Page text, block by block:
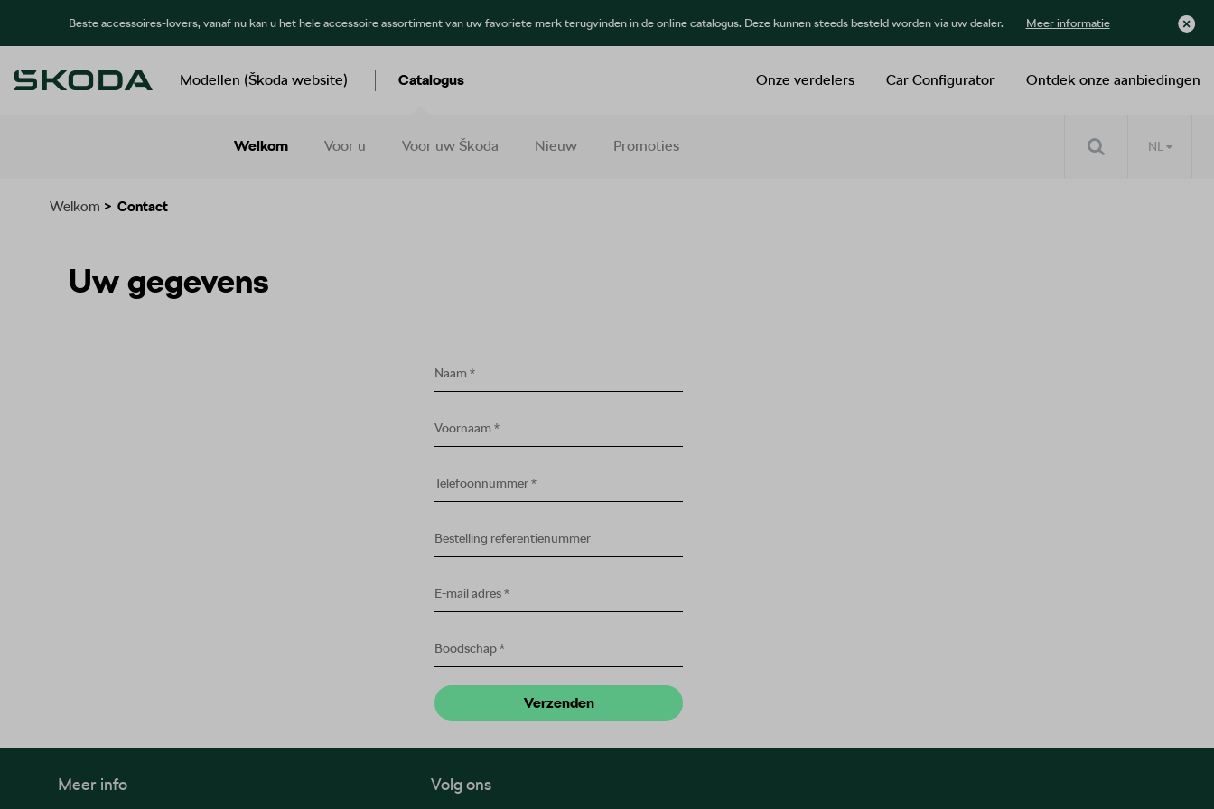
Beste accessoires-lovers, vanaf nu kan u het hele accessoire assortiment van uw favoriete merk terugvinden in de online catalogus. Deze kunnen steeds besteld worden via uw dealer. Meer informatie
Modellen (Škoda website) Catalogus
Welkom Voor u Voor uw Škoda Nieuw Promoties
Ontdek onze aanbiedingen
Car Configurator
Onze verdelers
NL
Welkom > Contact
Uw gegevens
Meer info Volg ons